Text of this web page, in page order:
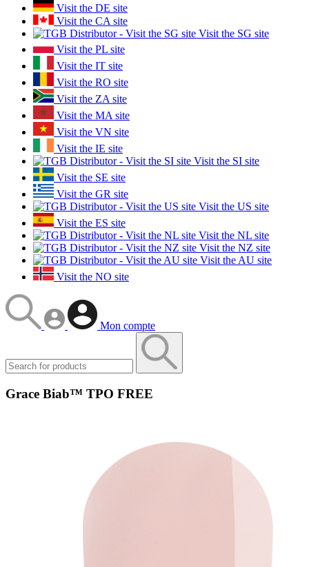
Visit the DE site
Visit the CA site
Visit the SG site
Visit the PL site
Visit the IT site
Visit the RO site
Visit the ZA site
Visit the MA site
Visit the VN site
Visit the IE site
Visit the SI site
Visit the SE site
Visit the GR site
Visit the US site
Visit the ES site
Visit the NL site
Visit the NZ site
Visit the AU site
Visit the NO site
Mon compte
Grace Biab™ TPO FREE